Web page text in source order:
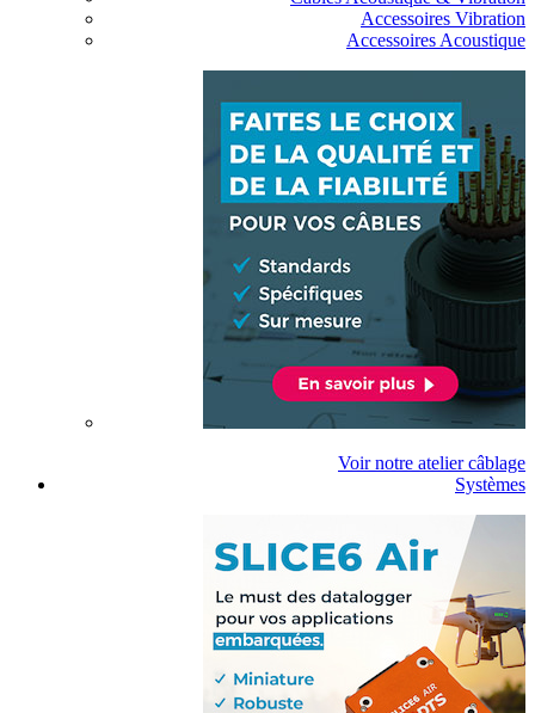
Accessoires Vibration
Accessoires Acoustique
Voir notre atelier câblage
Systèmes